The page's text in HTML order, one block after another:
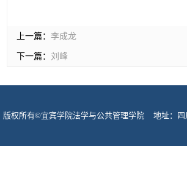
上一篇： ​李成龙
下一篇： 刘峰
版权所有©宜宾学院法学与公共管理学院 地址：四